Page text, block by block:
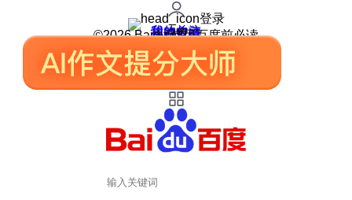
登录
我的关注
我的收藏
皮肤中心
用户反馈
设置
©2026 Baidu 使用百度前必读